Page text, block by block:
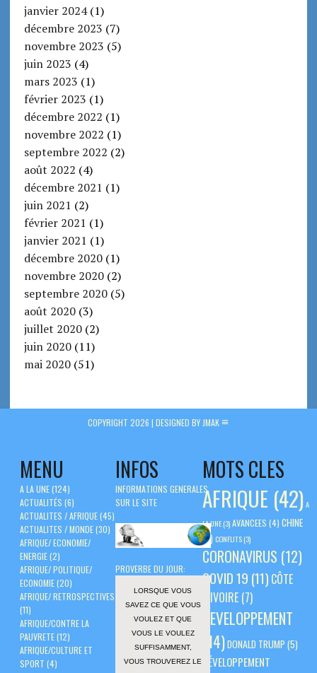
janvier 2024(1)
décembre 2023 (7)
novembre 2023 (5)
juin 2023 (4)
mars 2023 (1)
février 2023 (1)
décembre 2022 (1)
novembre 2022 (1)
septembre 2022 (2)
août 2022 (4)
décembre 2021 (1)
juin 2021 (2)
février 2021 (1)
janvier 2021 (1)
décembre 2020(1)
novembre 2020(2)
septembre 2020(5)
août 2020(3)
juillet 2020(2)
juin 2020(11)
mai 2020(51)
COPYRIGHT 2026 | DESIGNED BY JMAK
MENU
A LA UNE(124)
ACTUALITÉS (6)
ACTUALITES / AFRIQUE(45)
ACTUALITES / MONDE(30)
AFRIQUE/ ECONOMIE/
ENERGIE(2)
AFRIQUE/ POLITIQUE/
ECONOMIE(20)
AFRIQUE/ RETROSPECTIVES
(11)
AFRIQUE/CONTRE LA
PAUVRETE(12)
AFRIQUE/CULTURE ET
SPORT (4)
MOTS CLES
AFRIQUE (42) A
LA UNE(3)AVANCEES (4) CHINE
(5)CONFLITS(3)
CORONAVIRUS (12)
COVID 19 (11) CÔTE
D'IVOIRE (7)
DEVELOPPEMENT
(14)DONALD TRUMP(5)
DÉVELOPPEMENT
INFOS
INFORMATIONS GENERALES
SUR LE SITE
PROVERBE DU JOUR:
LORSQUE VOUS
SAVEZ CE QUE VOUS
VOULEZ ET QUE
VOUS LE VOULEZ
SUFFISAMMENT,
VOUS TROUVEREZ LE